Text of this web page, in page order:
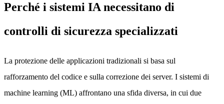
Perché i sistemi IA necessitano di
controlli di sicurezza specializzati
La protezione delle applicazioni tradizionali si basa sul
rafforzamento del codice e sulla correzione dei server. I sistemi di
machine learning (ML) affrontano una sfida diversa, in cui due